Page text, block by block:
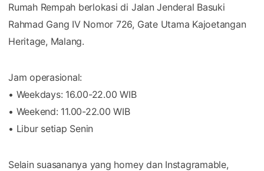
Rumah Rempah berlokasi di Jalan Jenderal Basuki
Rahmad Gang IV Nomor 726, Gate Utama Kajoetangan
Heritage, Malang.
Jam operasional:
• Weekdays: 16.00-22.00 WIB
• Weekend: 11.00-22.00 WIB
• Libur setiap Senin
Selain suasananya yang homey dan Instagramable,